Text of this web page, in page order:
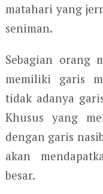
matahari yang
seniman.
Sebagian orang
memiliki garis
tidak adanya
Khusus yang
dengan garis
akan
besar.